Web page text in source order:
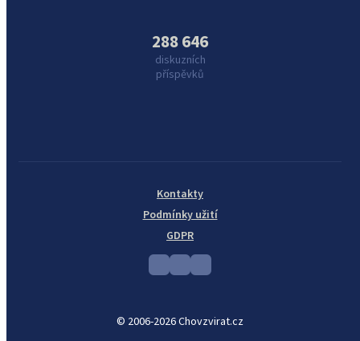
288 646
diskuzních
příspěvků
© 2006-2026 Chovzvirat.cz
Kontakty
Podmínky užití
GDPR